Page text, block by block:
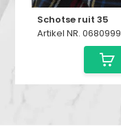
Schotse ruit 35
Artikel NR. 0680999